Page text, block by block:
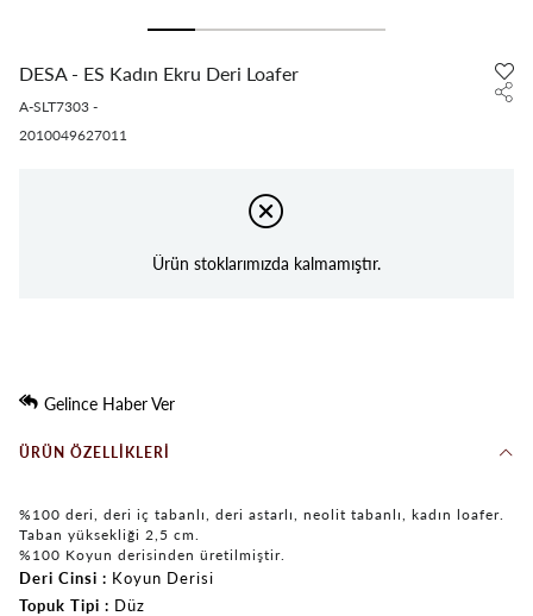
DESA - ES Kadın Ekru Deri Loafer
A-SLT7303 -
2010049627011
Ürün stoklarımızda kalmamıştır.
Gelince Haber Ver
ÜRÜN ÖZELLIKLERI
%100 deri, deri iç tabanlı, deri astarlı, neolit tabanlı, kadın loafer.
Taban yüksekliği 2,5 cm.
%100 Koyun derisinden üretilmiştir.
Deri Cinsi
Koyun Derisi
Topuk Tipi
Düz